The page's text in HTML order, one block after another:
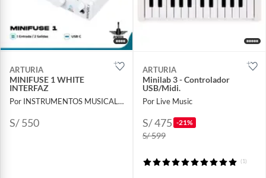
ARTURIA
MINIFUSE 1 WHITE
INTERFAZ
Por INSTRUMENTOS MUSICALES AYMARA
S/ 550
ARTURIA
Minilab 3 - Controlador
USB/Midi.
Por Live Music
S/ 475 -21%
S/ 599
(1)